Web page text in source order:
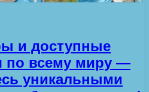
и доступные
по всему миру —
уникальными